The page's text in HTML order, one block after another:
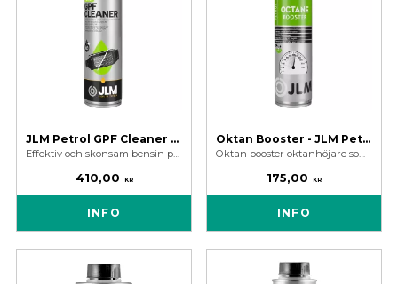
JLM Petrol GPF Cleaner - Bensin Partikelfilter Rengöring
Effektiv och skonsam bensin partikelfilter cleaner som löser upp sotavlagringar i bensinpartikelfilter (GPF) – direkt via bränsletanken.
410,00 KR
INFO
Oktan Booster - JLM Petrol Octane Booster 250 ml
Oktan booster oktanhöjare som rengör, smörjer och kyler motorns delar. Optimerar motorns prestanda samt skyddar ventiler och ventilsäten.
175,00 KR
INFO